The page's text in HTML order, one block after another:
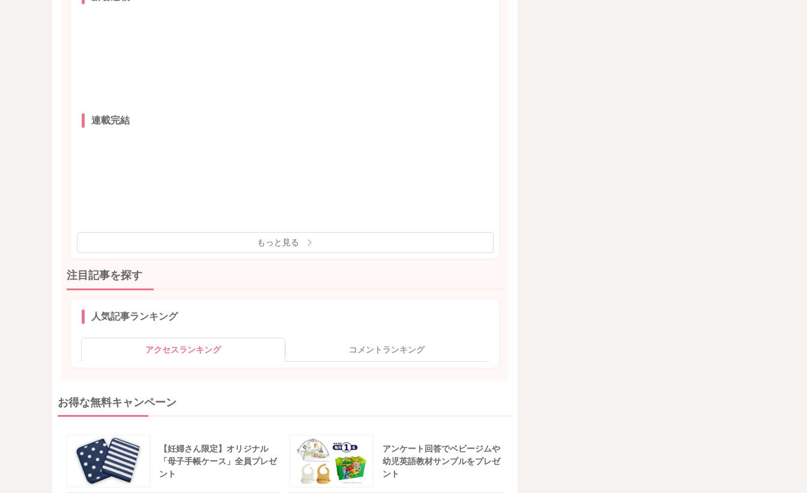
連載完結
もっと見る
注目記事を探す
人気記事ランキング
アクセスランキング コメントランキング
お得な無料キャンペーン
【妊婦さん限定】オリジナル
「母子手帳ケース」全員プレゼ
ント
アンケート回答でベビージムや
幼児英語教材サンプルをプレゼ
ント